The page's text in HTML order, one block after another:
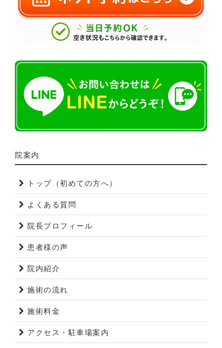
院案内
トップ（初めての方へ）
よくある質問
院長プロフィール
患者様の声
院内紹介
施術の流れ
施術料金
アクセス・駐車場案内